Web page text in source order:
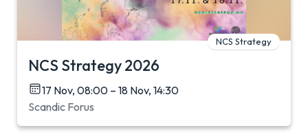
NCS Strategy
NCS Strategy 2026
17 Nov, 08:00 – 18 Nov, 14:30
Scandic Forus